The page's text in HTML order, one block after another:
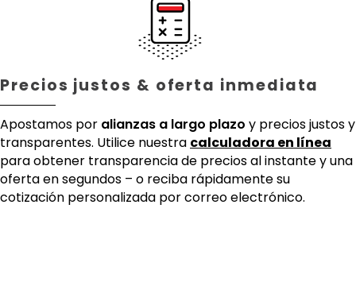
Precios justos & oferta inmediata
Apostamos por alianzas a largo plazo y precios justos y
transparentes. Utilice nuestra calculadora en línea
para obtener transparencia de precios al instante y una
oferta en segundos – o reciba rápidamente su
cotización personalizada por correo electrónico.